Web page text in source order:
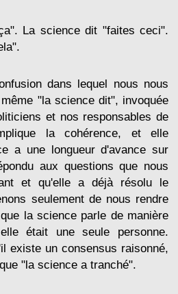
La science dit "faites ceci".
dans lequel nous nous
"la science dit", invoquée
et nos responsables de
la cohérence, et elle
a une longueur d'avance sur
aux questions que nous
et qu'elle a déjà résolu le
seulement de nous rendre
la science parle de manière
était une seule personne.
existe un consensus raisonné,
"la science a tranché".